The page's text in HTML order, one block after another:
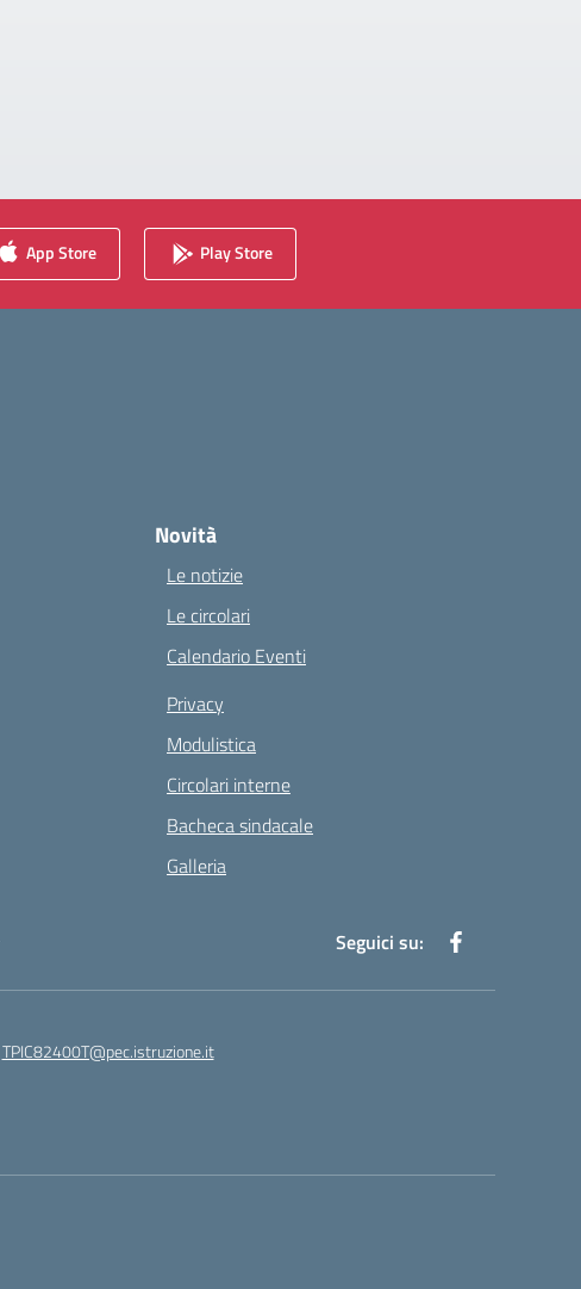
App Store Play Store
Novità
Le notizie
Le circolari
Calendario Eventi
Privacy
Modulistica
Circolari interne
Bacheca sindacale
Galleria
Seguici su:
TPIC82400T@pec.istruzione.it